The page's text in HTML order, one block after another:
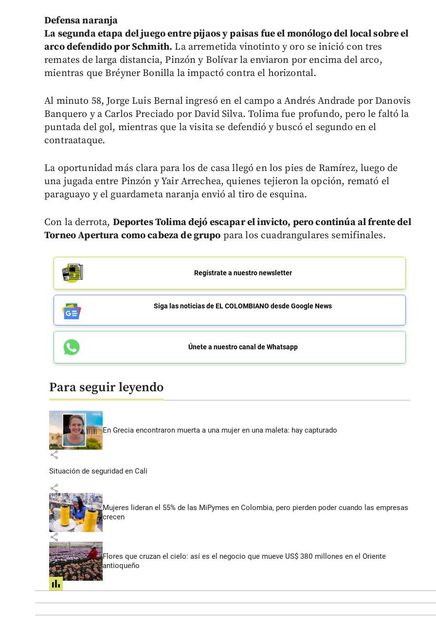
Defensa naranja
La segunda etapa del juego entre pijaos y paisas fue el monólogo del local sobre el
arco defendido por Schmith. La arremetida vinotinto y oro se inició con tres
remates de larga distancia, Pinzón y Bolívar la enviaron por encima del arco,
mientras que Bréyner Bonilla la impactó contra el horizontal.
Al minuto 58, Jorge Luis Bernal ingresó en el campo a Andrés Andrade por Danovis
Banquero y a Carlos Preciado por David Silva. Tolima fue profundo, pero le faltó la
puntada del gol, mientras que la visita se defendió y buscó el segundo en el
contraataque.
La oportunidad más clara para los de casa llegó en los pies de Ramírez, luego de
una jugada entre Pinzón y Yair Arrechea, quienes tejieron la opción, remató el
paraguayo y el guardameta naranja envió al tiro de esquina.
Con la derrota, Deportes Tolima dejó escapar el invicto, pero continúa al frente del
Torneo Apertura como cabeza de grupo para los cuadrangulares semifinales.
Regístrate a nuestro newsletter
Siga las noticias de EL COLOMBIANO desde Google News
Únete a nuestro canal de Whatsapp
Para seguir leyendo
En Grecia encontraron muerta a una mujer en una maleta: hay capturado
share
Situación de seguridad en Cali
share
Mujeres lideran el 55% de las MiPymes en Colombia, pero pierden poder cuando las empresas
crecen
share
Flores que cruzan el cielo: así es el negocio que mueve US$ 380 millones en el Oriente
antioqueño
share